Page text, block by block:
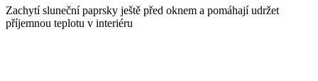
Zachytí sluneční paprsky ještě před oknem a pomáhají udržet
příjemnou teplotu v interiéru